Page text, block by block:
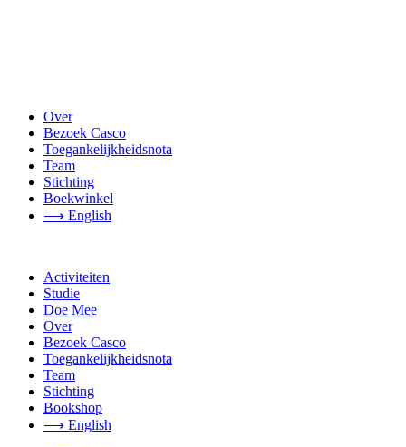
Over
Bezoek Casco
Toegankelijkheidsnota
Team
Stichting
Boekwinkel
⟶ English
Activiteiten
Studie
Doe Mee
Over
Bezoek Casco
Toegankelijkheidsnota
Team
Stichting
Bookshop
⟶ English